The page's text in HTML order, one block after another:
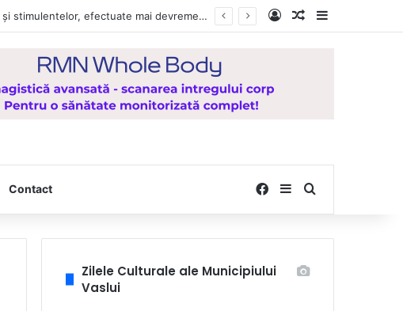
Vești bune pentru zeci de mii de vasluieni! Plățile alocațiilor, indemnizațiilor și stimulentelor, efectuate mai devreme în luna august 2026 Log InRandom Article
Contact Facebook
SidebarSearch for
Zilele Culturale ale Municipiului
Vaslui